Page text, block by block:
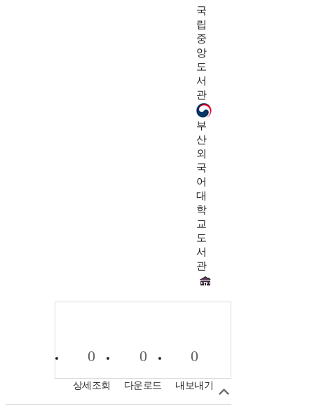
국
립
중
앙
도
서
관
부
산
외
국
어
대
학
교
도
서
관
0
상세조회
0
다운로드
0
내보내기